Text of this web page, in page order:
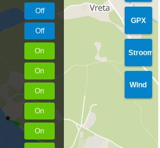
GPX
Stroom
Wind